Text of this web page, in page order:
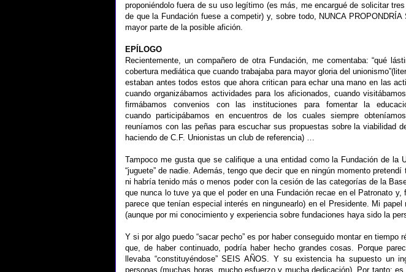
proponiéndolo fuera de su uso legítimo (es más, me encargué de solicitar
de que la Fundación fuese a competir) y, sobre todo, NUNCA
mayor parte de la posible afición.
EPÍLOGO
Recientemente, un compañero de otra Fundación, me comentaba: “qué
cobertura mediática que cuando trabajaba para mayor gloria del
estaban antes todos estos que ahora critican para echar una mano en las
cuando organizábamos actividades para los aficionados, cuando
firmábamos convenios con las instituciones para fomentar la
cuando participábamos en encuentros de los cuales siempre
reuníamos con las peñas para escuchar sus propuestas sobre la viabilidad
haciendo de C.F. Unionistas un club de referencia) …
Tampoco me gusta que se califique a una entidad como la Fundación de la
“juguete” de nadie. Además, tengo que decir que en ningún momento
ni habría tenido más o menos poder con la cesión de las categorías de la
que nunca lo tuve ya que el poder en una Fundación recae en el Patronato y,
parece que tenían especial interés en ningunearlo) en el Presidente. Mi
(aunque por mi conocimiento y experiencia sobre fundaciones haya sido la
Y si por algo puedo “sacar pecho” es por haber conseguido montar en tiempo
que, de haber continuado, podría haber hecho grandes cosas. Porque
llevaba “constituyéndose” SEIS AÑOS. Y su existencia ha supuesto un
personas (muchas horas, mucho esfuerzo y mucha dedicación). Por tanto: